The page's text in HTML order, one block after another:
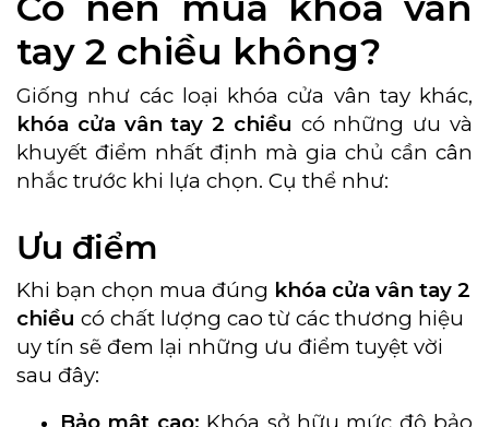
tay 2 chiều không?
Giống như các loại khóa cửa vân tay khác,
khóa cửa vân tay 2 chiều có những ưu và
khuyết điểm nhất định mà gia chủ cần cân
nhắc trước khi lựa chọn. Cụ thể như:
Ưu điểm
Khi bạn chọn mua đúng khóa cửa vân tay 2
chiều có chất lượng cao từ các thương hiệu
uy tín sẽ đem lại những ưu điểm tuyệt vời
sau đây:
Bảo mật cao: Khóa sở hữu mức độ bảo